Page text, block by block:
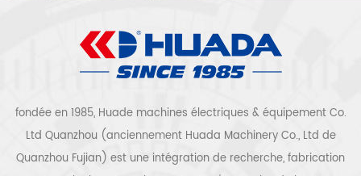
fondée en 1985, Huade machines électriques & équipement Co.
Ltd Quanzhou (anciennement Huada Machinery Co., Ltd de
Quanzhou Fujian) est une intégration de recherche, fabrication